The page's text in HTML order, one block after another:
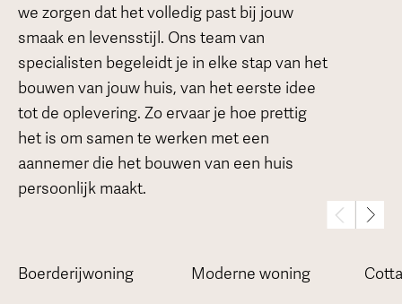
we zorgen dat het volledig past bij jouw
smaak en levensstijl. Ons team van
specialisten begeleidt je in elke stap van het
bouwen van jouw huis, van het eerste idee
tot de oplevering. Zo ervaar je hoe prettig
het is om samen te werken met een
aannemer die het bouwen van een huis
persoonlijk maakt.
Boerderijwoning Moderne woning